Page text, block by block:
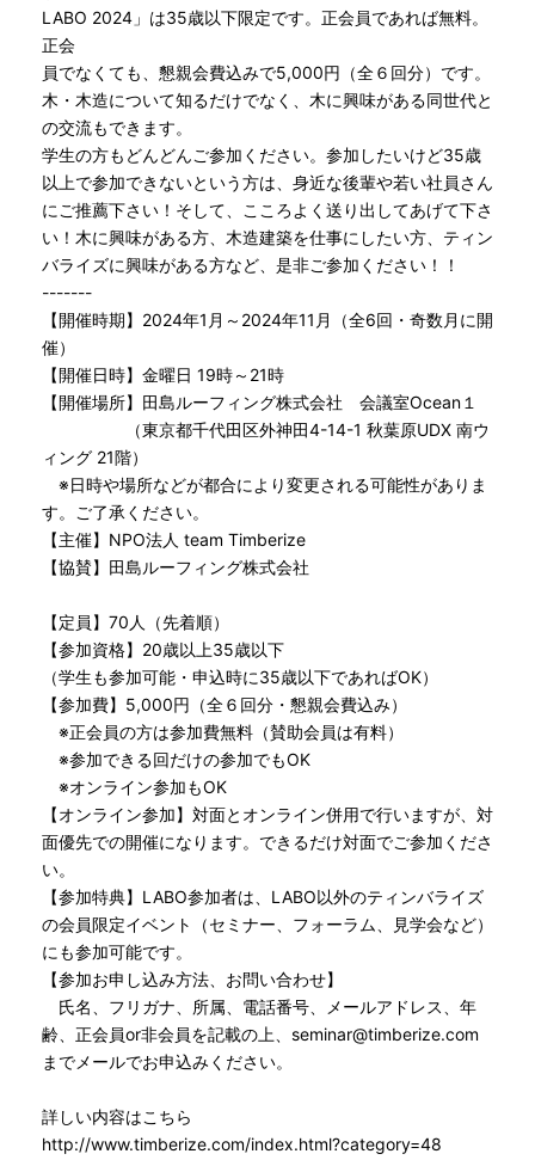
LABO 2024」は35歳以下限定です。正会員であれば無料。
正会
員でなくても、懇親会費込みで5,000円（全６回分）です。
木・木造について知るだけでなく、木に興味がある同世代と
の交流もできます。
学生の方もどんどんご参加ください。参加したいけど35歳
以上で参加できないという方は、身近な後輩や若い社員さん
にご推薦下さい！そして、こころよく送り出してあげて下さ
い！木に興味がある方、木造建築を仕事にしたい方、ティン
バライズに興味がある方など、是非ご参加ください！！
-------
【開催時期】2024年1月～2024年11月（全6回・奇数月に開
催）
【開催日時】金曜日 19時～21時
【開催場所】田島ルーフィング株式会社 会議室Ocean１
（東京都千代田区外神田4-14-1 秋葉原UDX 南ウ
ィング 21階）
※日時や場所などが都合により変更される可能性がありま
す。ご了承ください。
【主催】NPO法人 team Timberize
【協賛】田島ルーフィング株式会社
【定員】70人（先着順）
【参加資格】20歳以上35歳以下
（学生も参加可能・申込時に35歳以下であればOK）
【参加費】5,000円（全６回分・懇親会費込み）
※正会員の方は参加費無料（賛助会員は有料）
※参加できる回だけの参加でもOK
※オンライン参加もOK
【オンライン参加】対面とオンライン併用で行いますが、対
面優先での開催になります。できるだけ対面でご参加くださ
い。
【参加特典】LABO参加者は、LABO以外のティンバライズ
の会員限定イベント（セミナー、フォーラム、見学会など）
にも参加可能です。
【参加お申し込み方法、お問い合わせ】
氏名、フリガナ、所属、電話番号、メールアドレス、年
齢、正会員or非会員を記載の上、seminar@timberize.com
までメールでお申込みください。
詳しい内容はこちら
http://www.timberize.com/index.html?category=48